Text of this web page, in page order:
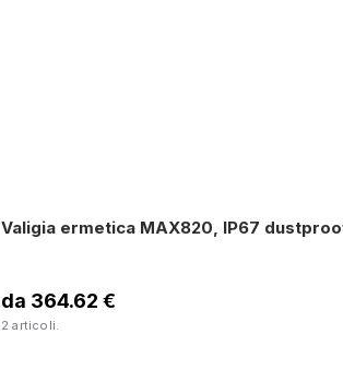
Valigia ermetica MAX820, IP67
da 364.62 €
2 articoli.